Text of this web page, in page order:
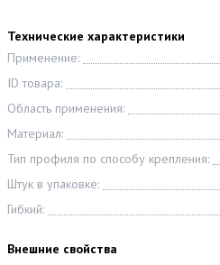
Технические характеристики
Применение:
ID товара:
Область применения:
Материал:
Тип профиля по способу крепления:
Штук в упаковке:
Гибкий:
Внешние свойства